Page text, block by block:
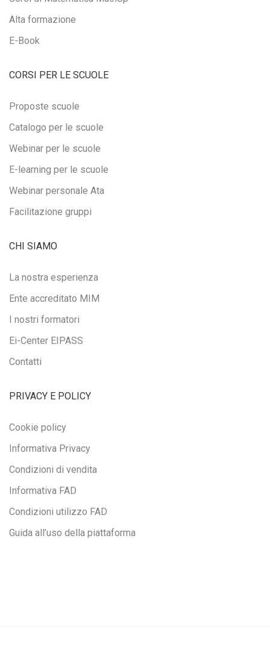
Alta formazione
E-Book
CORSI PER LE SCUOLE
Proposte scuole
Catalogo per le scuole
Webinar per le scuole
E-learning per le scuole
Webinar personale Ata
Facilitazione gruppi
CHI SIAMO
La nostra esperienza
Ente accreditato MIM
I nostri formatori
Ei-Center EIPASS
Contatti
PRIVACY E POLICY
Cookie policy
Informativa Privacy
Condizioni di vendita
Informativa FAD
Condizioni utilizzo FAD
Guida all’uso della piattaforma